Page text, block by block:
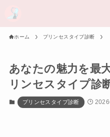
ホーム プリンセスタイプ診断
あなたの魅力を最
リンセスタイプ診
プリンセスタイプ診断 2026